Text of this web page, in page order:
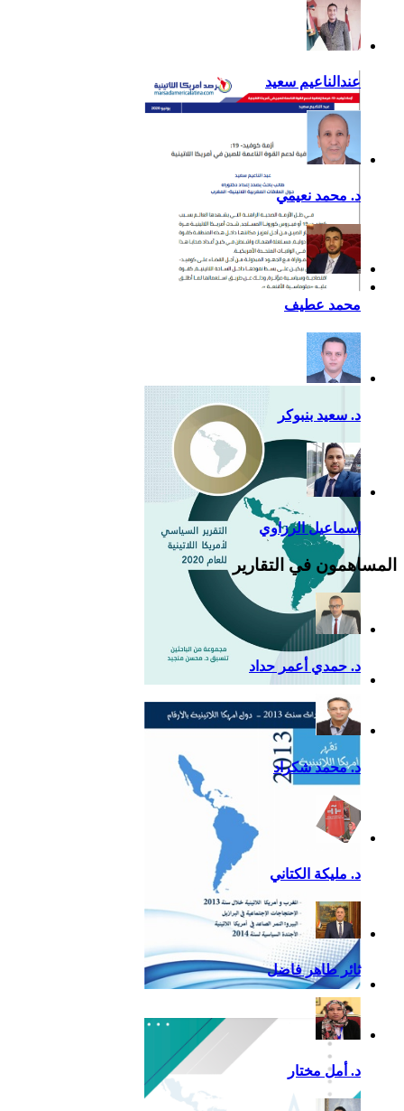
إضافية لدعم القوة الناعمة
للصين في أمريكا اللاتينية
التقرير السياسي لأمريكا
اللاتينية للعام 2020
تقرير أمريكا اللاتينية لسنة
2013
عندالناعيم سعيد
د. محمد نعيمي
محمد عطيف
د. سعيد بنبوكر
اسماعيل الرزاوي
المساهمون في التقارير
د. حمدي أعمر حداد
د. محمد شكراد
د. مليكة الكتاني
ثائر طاهر فاضل
د. أمل مختار